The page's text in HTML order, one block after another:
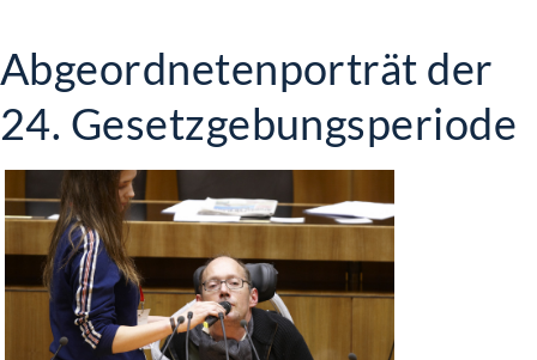
Abgeordnetenporträt der
24. Gesetzgebungsperiode